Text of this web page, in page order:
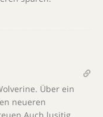
Über ein
neueren